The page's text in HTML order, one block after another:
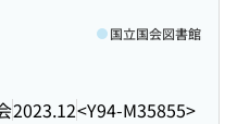
2023.12<Y94-M35855>
国立国会図書館